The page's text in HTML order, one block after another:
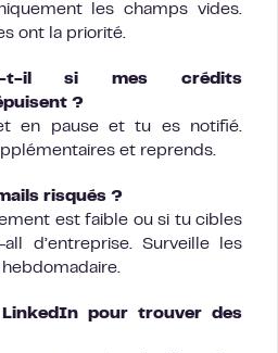
les champs vides.
ont la priorité.
t-il si mes crédits
?
en pause et tu es notifié.
et reprends.
risqués ?
est faible ou si tu cibles
d’entreprise. Surveille les
LinkedIn pour trouver des